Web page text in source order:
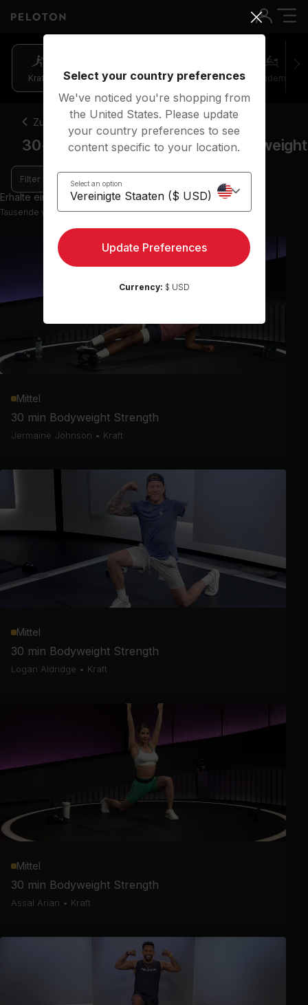
Kraft Pilates Cycling Laufen Rudern
Zurück
30-45 Minuten Kraft-Kurse Bodyweight
Filter
Erhalte einen Einblick mit 9 Vorschau-Kursen
Tausende weitere Kurse in der App verfügbar
Mittel
30 min Bodyweight Strength
Jermaine Johnson • Kraft
Mittel
30 min Bodyweight Strength
Logan Aldridge • Kraft
Mittel
30 min Bodyweight Strength
Assal Arian • Kraft
Select your country preferences
We've noticed you're shopping from
the United States. Please update
your country preferences to see
content specific to your location.
Select an option
Update Preferences
Currency: $ USD